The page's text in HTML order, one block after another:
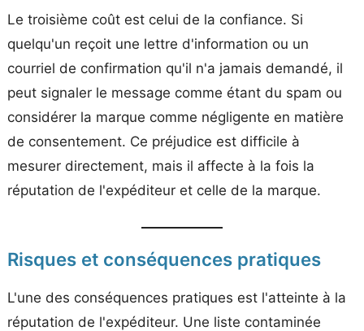
Le troisième coût est celui de la confiance. Si
quelqu'un reçoit une lettre d'information ou un
courriel de confirmation qu'il n'a jamais demandé, il
peut signaler le message comme étant du spam ou
considérer la marque comme négligente en matière
de consentement. Ce préjudice est difficile à
mesurer directement, mais il affecte à la fois la
réputation de l'expéditeur et celle de la marque.
Risques et conséquences pratiques
L'une des conséquences pratiques est l'atteinte à la
réputation de l'expéditeur. Une liste contaminée